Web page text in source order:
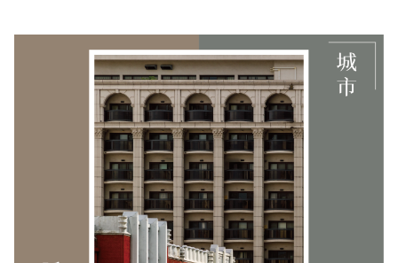
展場：置身於街道上仰望城市 在2026SKM PHOTO
攝影藝術博覽會展覽呈現上，徐浩瀚也特別設計觀看方
式。不同於一般攝影展作品多掛於 150 至 160 公分高
度，本次展覽刻意將畫心高度提高至約 170 公分，讓
觀者在觀看時需要微微抬頭。 「因為平常站在建築前
面時，我們其實都是抬頭看的。」 透過這樣的展示方
式，觀眾走進展場時，彷彿置身城市街道，仰望建築的
立面。雖然作品中幾乎沒有出現人物，但城市中的建築
本來就是人們生活的一部分。徐浩瀚希望觀者在觀看影
像時，不只是辨識建築，而是重新想像自己所生活的城